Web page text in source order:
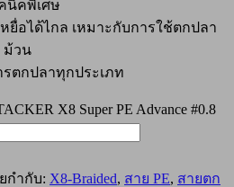
นิคพิเศษ
หยื่อได้ไกล เหมาะกับการใช้ตกปลา
ม้วน
รตกปลาทุกประเภท
X8 Super PE Advance #0.8
กำกับ: X8-Braided, สาย PE, สายตก